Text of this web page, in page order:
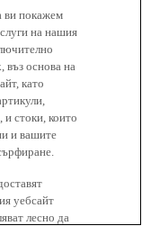
ви покажем
на нашия
въз основа на
като
и стоки, които
и вашите
уебсайт
лесно да